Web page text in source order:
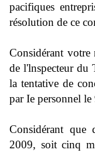
pacifiques
résolution de ce
Considérant votre
de l'lnspecteur du
la tentative de
par Ie personnel
Considérant
2009, soit cinq